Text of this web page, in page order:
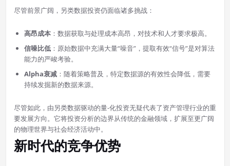
尽管前景广阔，另类数据投资仍面临诸多挑战：
高昂成本：数据获取与处理成本高昂，对技术和人才要求极高。
信噪比低：原始数据中充满大量“噪音”，提取有效“信号”是对算法
能力的严峻考验。
Alpha衰减：随着策略普及，特定数据源的有效性会降低，需要
持续发掘新的数据来源。
尽管如此，由另类数据驱动的量-化投资无疑代表了资产管理行业的重
要发展方向。它将投资分析的边界从传统的金融领域，扩展至更广阔
的物理世界与社会经济活动中。
新时代的竞争优势